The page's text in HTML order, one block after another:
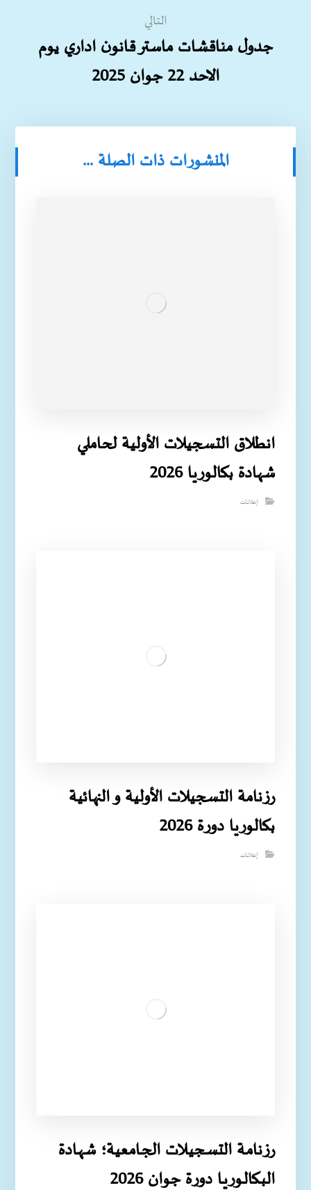
التالي
جدول مناقشات ماستر قانون اداري يوم
الاحد 22 جوان 2025
المنشورات ذات الصلة ...
انطلاق التسجيلات الأولية لحاملي
شهادة بكالوريا 2026
إعلانات
رزنامة التسجيلات الأولية و النهائية
بكالوريا دورة 2026
إعلانات
رزنامـة التسـجيـلات الجـامعية؛ شهـادة
البـكالـوريـا دورة جوان 2026